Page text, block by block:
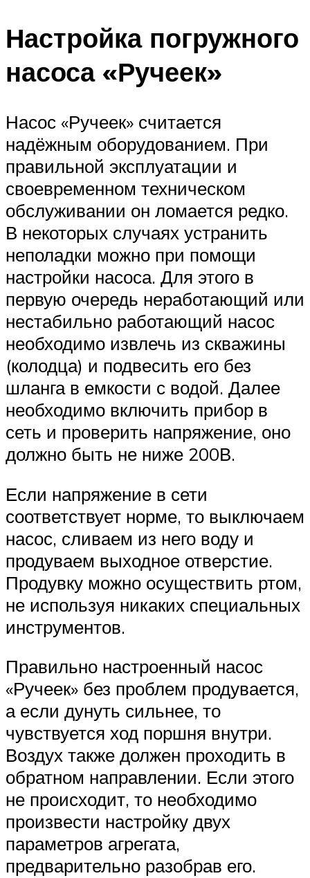
Настройка погружного
насоса «Ручеек»
Насос «Ручеек» считается
надёжным оборудованием. При
правильной эксплуатации и
своевременном техническом
обслуживании он ломается редко.
В некоторых случаях устранить
неполадки можно при помощи
настройки насоса. Для этого в
первую очередь неработающий или
нестабильно работающий насос
необходимо извлечь из скважины
(колодца) и подвесить его без
шланга в емкости с водой. Далее
необходимо включить прибор в
сеть и проверить напряжение, оно
должно быть не ниже 200В.
Если напряжение в сети
соответствует норме, то выключаем
насос, сливаем из него воду и
продуваем выходное отверстие.
Продувку можно осуществить ртом,
не используя никаких специальных
инструментов.
Правильно настроенный насос
«Ручеек» без проблем продувается,
а если дунуть сильнее, то
чувствуется ход поршня внутри.
Воздух также должен проходить в
обратном направлении. Если этого
не происходит, то необходимо
произвести настройку двух
параметров агрегата,
предварительно разобрав его.